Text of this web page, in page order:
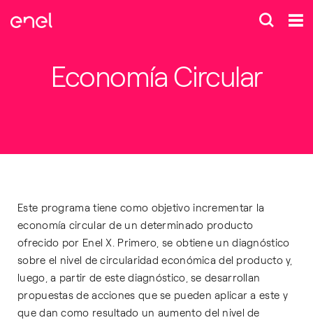
Economía Circular
Este programa tiene como objetivo incrementar la
economía circular de un determinado producto
ofrecido por Enel X. Primero, se obtiene un diagnóstico
sobre el nivel de circularidad económica del producto y,
luego, a partir de este diagnóstico, se desarrollan
propuestas de acciones que se pueden aplicar a este y
que dan como resultado un aumento del nivel de